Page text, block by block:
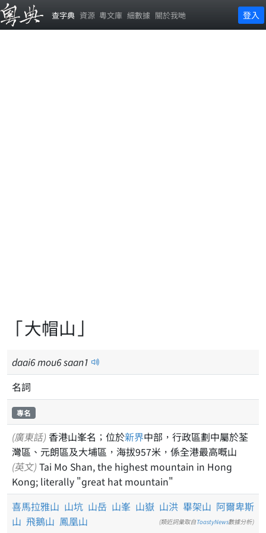
查字典 資源 粵文庫 細數據 關於我哋 登入
「大帽山」
daai6mou6saan1
名詞
專名
(廣東話) 香港山峯名；位於新界中部，行政區劃中屬於荃
灣區、元朗區及大埔區，海拔957米，係全港最高嘅山
(英文) Tai Mo Shan, the highest mountain in Hong
Kong; literally "great hat mountain"
喜馬拉雅山 山坑 山岳 山峯 山嶽 山洪 畢架山 阿爾卑斯
山 飛鵝山 鳳凰山 (類近詞彙取自ToastyNews數據分析)